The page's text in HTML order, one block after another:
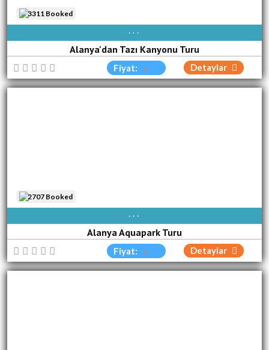
AVAIBLE EVERY DAY
Alanya'dan Tazı Kanyonu Turu
3311 Booked
Fiyat: Detaylar
AVAIBLE EVERY DAY
Alanya Aquapark Turu
2707 Booked
Fiyat: Detaylar